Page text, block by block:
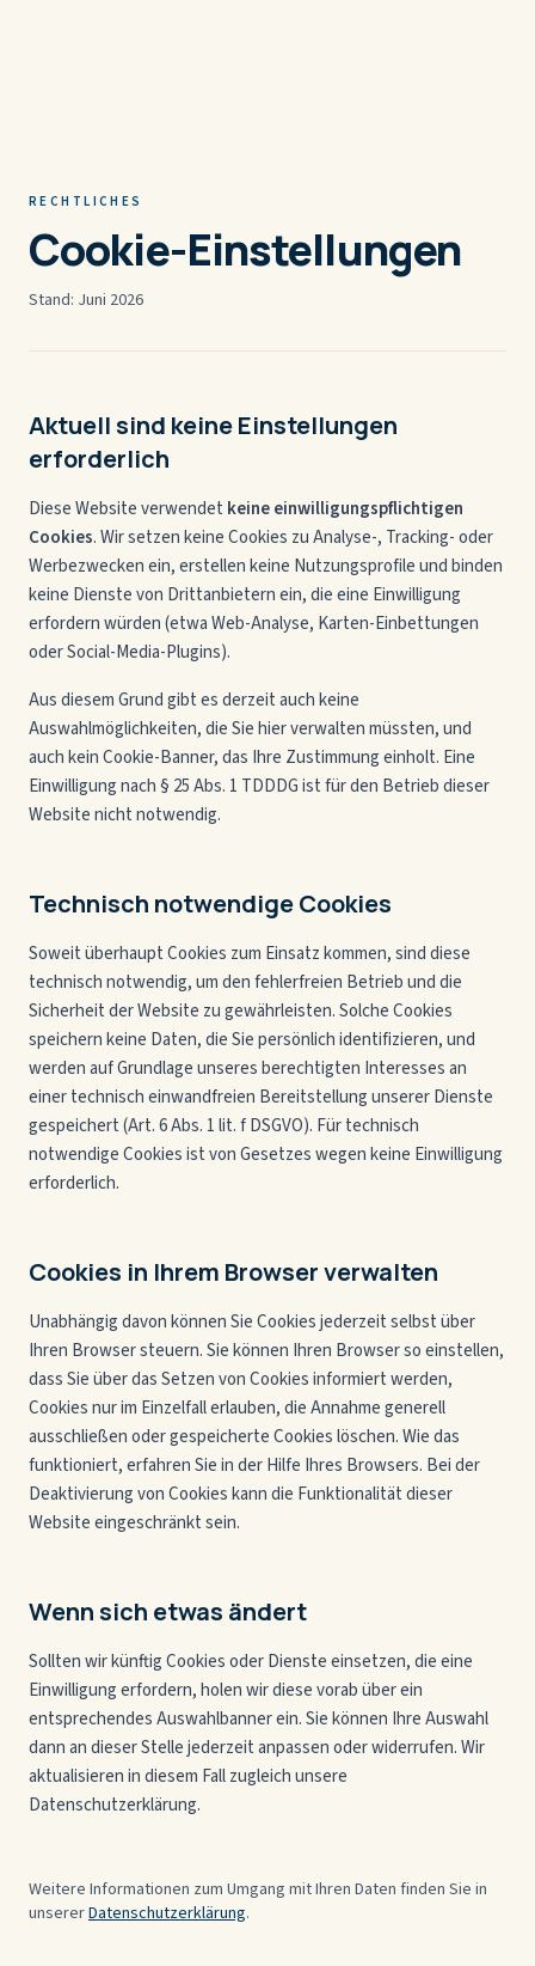
RECHTLICHES
Cookie-Einstellungen
Stand: Juni 2026
Aktuell sind keine Einstellungen
erforderlich
Diese Website verwendet keine einwilligungspflichtigen
Cookies. Wir setzen keine Cookies zu Analyse-, Tracking- oder
Werbezwecken ein, erstellen keine Nutzungsprofile und binden
keine Dienste von Drittanbietern ein, die eine Einwilligung
erfordern würden (etwa Web-Analyse, Karten-Einbettungen
oder Social-Media-Plugins).
Aus diesem Grund gibt es derzeit auch keine
Auswahlmöglichkeiten, die Sie hier verwalten müssten, und
auch kein Cookie-Banner, das Ihre Zustimmung einholt. Eine
Einwilligung nach § 25 Abs. 1 TDDDG ist für den Betrieb dieser
Website nicht notwendig.
Technisch notwendige Cookies
Soweit überhaupt Cookies zum Einsatz kommen, sind diese
technisch notwendig, um den fehlerfreien Betrieb und die
Sicherheit der Website zu gewährleisten. Solche Cookies
speichern keine Daten, die Sie persönlich identifizieren, und
werden auf Grundlage unseres berechtigten Interesses an
einer technisch einwandfreien Bereitstellung unserer Dienste
gespeichert (Art. 6 Abs. 1 lit. f DSGVO). Für technisch
notwendige Cookies ist von Gesetzes wegen keine Einwilligung
erforderlich.
Cookies in Ihrem Browser verwalten
Unabhängig davon können Sie Cookies jederzeit selbst über
Ihren Browser steuern. Sie können Ihren Browser so einstellen,
dass Sie über das Setzen von Cookies informiert werden,
Cookies nur im Einzelfall erlauben, die Annahme generell
ausschließen oder gespeicherte Cookies löschen. Wie das
funktioniert, erfahren Sie in der Hilfe Ihres Browsers. Bei der
Deaktivierung von Cookies kann die Funktionalität dieser
Website eingeschränkt sein.
Wenn sich etwas ändert
Sollten wir künftig Cookies oder Dienste einsetzen, die eine
Einwilligung erfordern, holen wir diese vorab über ein
entsprechendes Auswahlbanner ein. Sie können Ihre Auswahl
dann an dieser Stelle jederzeit anpassen oder widerrufen. Wir
aktualisieren in diesem Fall zugleich unsere
Datenschutzerklärung.
Weitere Informationen zum Umgang mit Ihren Daten finden Sie in
unsererDatenschutzerklärung.